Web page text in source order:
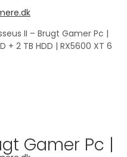
| 250+ anmeldelser
II – Brugt Gamer Pc |
+ 2 TB HDD | RX5600 XT 6
Gamer Pc |